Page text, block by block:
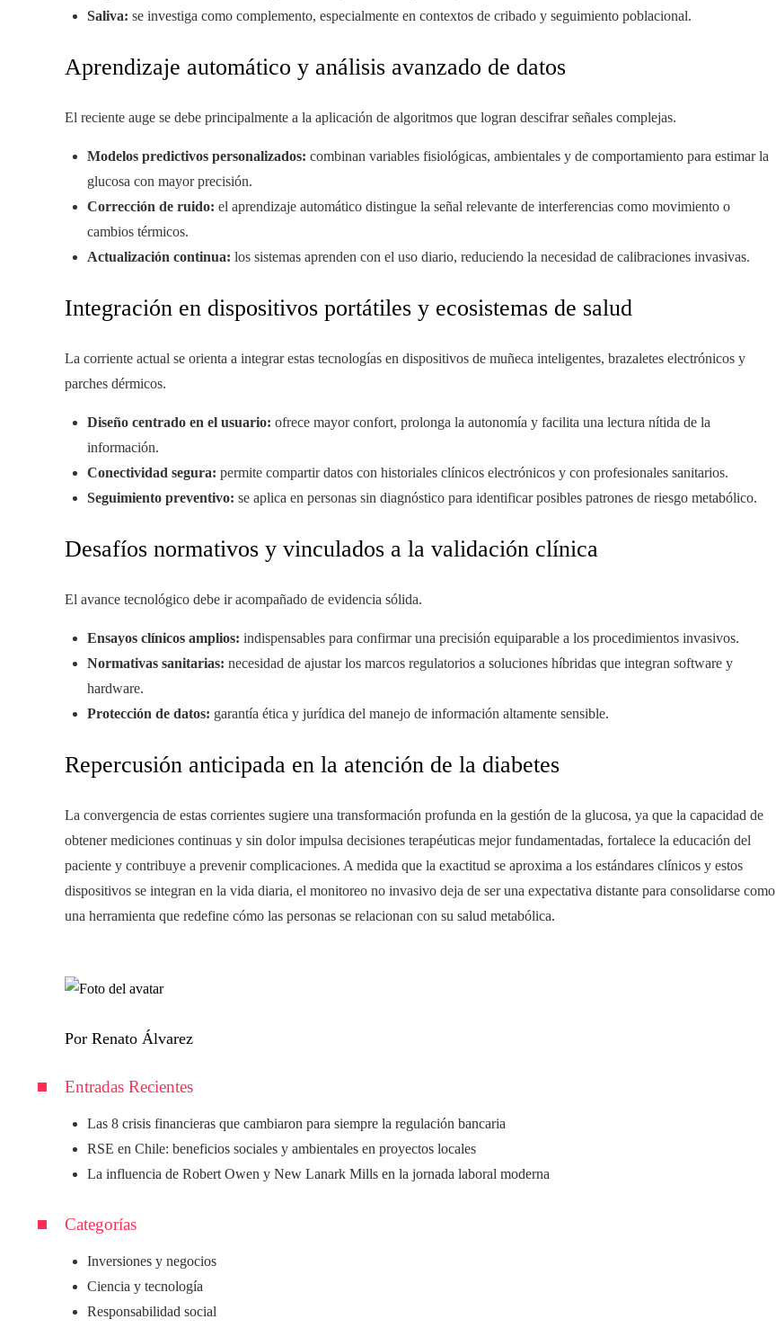
Saliva: se investiga como complemento, especialmente en contextos de cribado y seguimiento poblacional.
Aprendizaje automático y análisis avanzado de datos
El reciente auge se debe principalmente a la aplicación de algoritmos que logran descifrar señales complejas.
Modelos predictivos personalizados: combinan variables fisiológicas, ambientales y de comportamiento para estimar la
glucosa con mayor precisión.
Corrección de ruido: el aprendizaje automático distingue la señal relevante de interferencias como movimiento o
cambios térmicos.
Actualización continua: los sistemas aprenden con el uso diario, reduciendo la necesidad de calibraciones invasivas.
Integración en dispositivos portátiles y ecosistemas de salud
La corriente actual se orienta a integrar estas tecnologías en dispositivos de muñeca inteligentes, brazaletes electrónicos y
parches dérmicos.
Diseño centrado en el usuario: ofrece mayor confort, prolonga la autonomía y facilita una lectura nítida de la
información.
Conectividad segura: permite compartir datos con historiales clínicos electrónicos y con profesionales sanitarios.
Seguimiento preventivo: se aplica en personas sin diagnóstico para identificar posibles patrones de riesgo metabólico.
Desafíos normativos y vinculados a la validación clínica
El avance tecnológico debe ir acompañado de evidencia sólida.
Ensayos clínicos amplios: indispensables para confirmar una precisión equiparable a los procedimientos invasivos.
Normativas sanitarias: necesidad de ajustar los marcos regulatorios a soluciones híbridas que integran software y
hardware.
Protección de datos: garantía ética y jurídica del manejo de información altamente sensible.
Repercusión anticipada en la atención de la diabetes
La convergencia de estas corrientes sugiere una transformación profunda en la gestión de la glucosa, ya que la capacidad de
obtener mediciones continuas y sin dolor impulsa decisiones terapéuticas mejor fundamentadas, fortalece la educación del
paciente y contribuye a prevenir complicaciones. A medida que la exactitud se aproxima a los estándares clínicos y estos
dispositivos se integran en la vida diaria, el monitoreo no invasivo deja de ser una expectativa distante para consolidarse como
una herramienta que redefine cómo las personas se relacionan con su salud metabólica.
Por Renato Álvarez
Entradas Recientes
Las 8 crisis financieras que cambiaron para siempre la regulación bancaria
RSE en Chile: beneficios sociales y ambientales en proyectos locales
La influencia de Robert Owen y New Lanark Mills en la jornada laboral moderna
Categorías
Inversiones y negocios
Ciencia y tecnología
Responsabilidad social